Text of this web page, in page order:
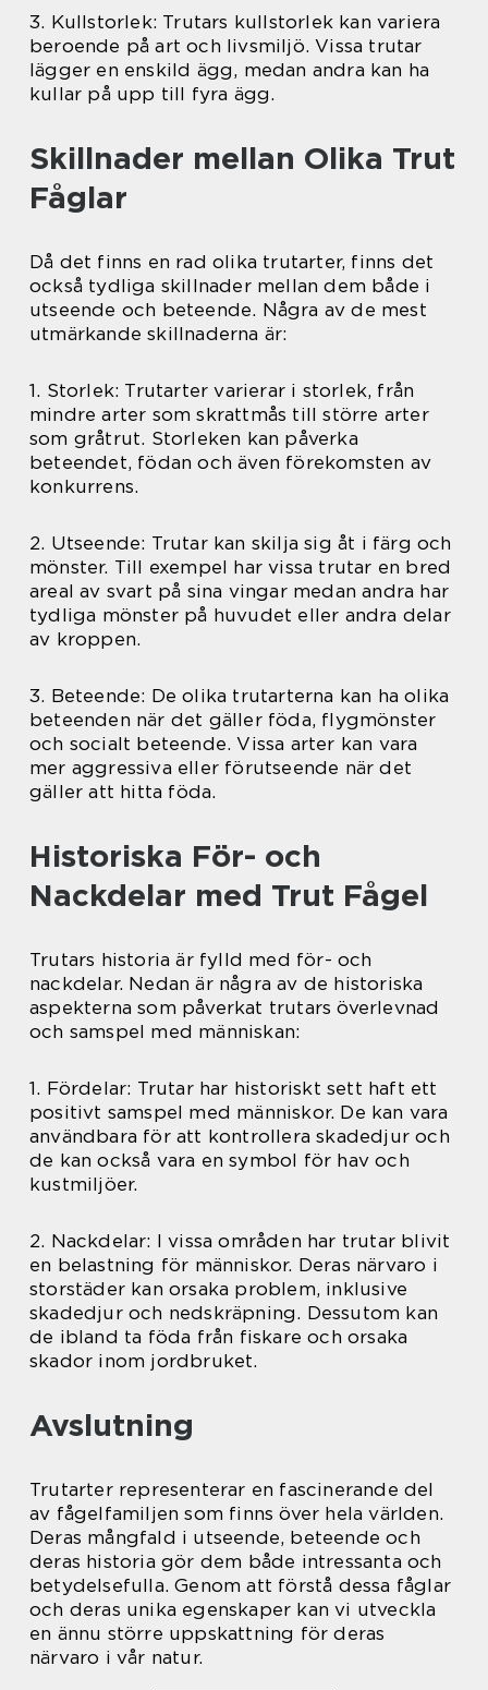
3. Kullstorlek: Trutars kullstorlek kan variera
beroende på art och livsmiljö. Vissa trutar
lägger en enskild ägg, medan andra kan ha
kullar på upp till fyra ägg.
Skillnader mellan Olika Trut
Fåglar
Då det finns en rad olika trutarter, finns det
också tydliga skillnader mellan dem både i
utseende och beteende. Några av de mest
utmärkande skillnaderna är:
1. Storlek: Trutarter varierar i storlek, från
mindre arter som skrattmås till större arter
som gråtrut. Storleken kan påverka
beteendet, födan och även förekomsten av
konkurrens.
2. Utseende: Trutar kan skilja sig åt i färg och
mönster. Till exempel har vissa trutar en bred
areal av svart på sina vingar medan andra har
tydliga mönster på huvudet eller andra delar
av kroppen.
3. Beteende: De olika trutarterna kan ha olika
beteenden när det gäller föda, flygmönster
och socialt beteende. Vissa arter kan vara
mer aggressiva eller förutseende när det
gäller att hitta föda.
Historiska För- och
Nackdelar med Trut Fågel
Trutars historia är fylld med för- och
nackdelar. Nedan är några av de historiska
aspekterna som påverkat trutars överlevnad
och samspel med människan:
1. Fördelar: Trutar har historiskt sett haft ett
positivt samspel med människor. De kan vara
användbara för att kontrollera skadedjur och
de kan också vara en symbol för hav och
kustmiljöer.
2. Nackdelar: I vissa områden har trutar blivit
en belastning för människor. Deras närvaro i
storstäder kan orsaka problem, inklusive
skadedjur och nedskräpning. Dessutom kan
de ibland ta föda från fiskare och orsaka
skador inom jordbruket.
Avslutning
Trutarter representerar en fascinerande del
av fågelfamiljen som finns över hela världen.
Deras mångfald i utseende, beteende och
deras historia gör dem både intressanta och
betydelsefulla. Genom att förstå dessa fåglar
och deras unika egenskaper kan vi utveckla
en ännu större uppskattning för deras
närvaro i vår natur.